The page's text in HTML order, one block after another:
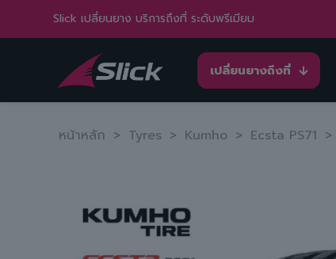
Slick เปลี่ยนยาง บริการถึงที่ ระดับพรีเมียม
เปลี่ยนยางถึงที่
หน้าหลัก > Tyres > Kumho > Ecsta PS71 >